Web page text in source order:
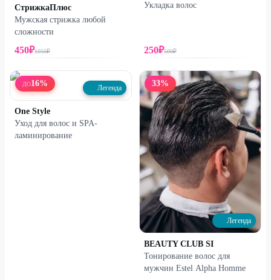
СтрижкаПлюс
Мужская стрижка любой
сложности
450₽1050₽
Укладка волос
250₽500₽
ДО16% Легенда
One Style
Уход для волос и SPA-
ламинирование
33%
Легенда
BEAUTY CLUB SI
Тонирование волос для
мужчин Estel Alpha Homme